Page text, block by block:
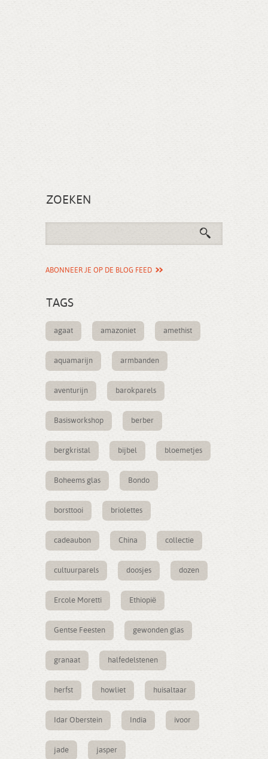
ZOEKEN
ABONNEER JE OP DE BLOG FEED
TAGS
agaat amazoniet amethist
aquamarijn armbanden
aventurijn barokparels
Basisworkshop berber
bergkristal bijbel bloemetjes
Boheems glas Bondo
borsttooi briolettes
cadeaubon China collectie
cultuurparels doosjes dozen
Ercole Moretti Ethiopië
Gentse Feesten gewonden glas
granaat halfedelstenen
herfst howliet huisaltaar
Idar Oberstein India ivoor
jade jasper